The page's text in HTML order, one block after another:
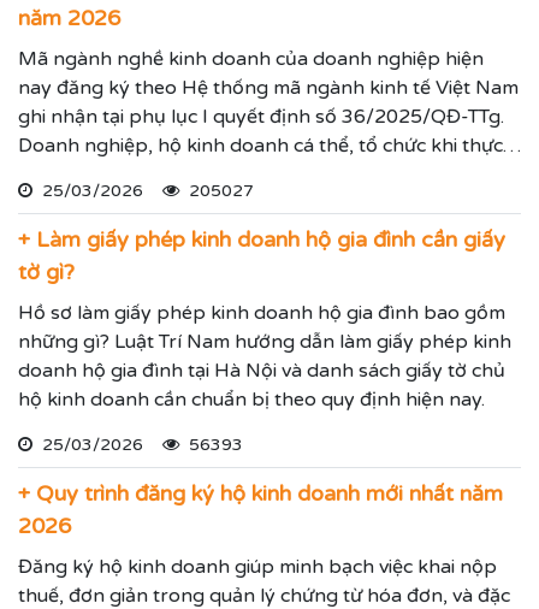
năm 2026
Mã ngành nghề kinh doanh của doanh nghiệp hiện
nay đăng ký theo Hệ thống mã ngành kinh tế Việt Nam
ghi nhận tại phụ lục I quyết định số 36/2025/QĐ-TTg.
Doanh nghiệp, hộ kinh doanh cá thể, tổ chức khi thực
ghi nhận lĩnh vực hoạt động, ngành nghề kinh doanh
theo hệ thống mã ngành kinh tế chúng tôi vừa nêu.
25/03/2026 205027
+ Làm giấy phép kinh doanh hộ gia đình cần giấy
tờ gì?
Hồ sơ làm giấy phép kinh doanh hộ gia đình bao gồm
những gì? Luật Trí Nam hướng dẫn làm giấy phép kinh
doanh hộ gia đình tại Hà Nội và danh sách giấy tờ chủ
hộ kinh doanh cần chuẩn bị theo quy định hiện nay.
25/03/2026 56393
+ Quy trình đăng ký hộ kinh doanh mới nhất năm
2026
Đăng ký hộ kinh doanh giúp minh bạch việc khai nộp
thuế, đơn giản trong quản lý chứng từ hóa đơn, và đặc